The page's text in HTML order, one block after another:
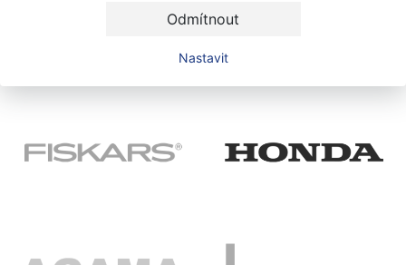
Odmítnout
Nastavit